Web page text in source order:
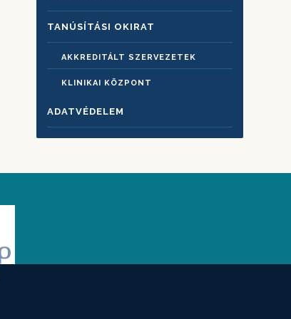
TANÚSÍTÁSI OKIRAT
AKKREDITÁLT SZERVEZETEK
KLINIKAI KÖZPONT
ADATVÉDELEM